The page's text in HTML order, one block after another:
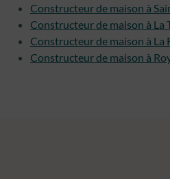
Constructeur de maison à
Constructeur de maison à La
Constructeur de maison à La
Constructeur de maison à